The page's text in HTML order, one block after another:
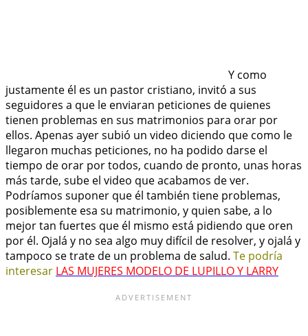
Y como
justamente él es un pastor cristiano, invitó a sus
seguidores a que le enviaran peticiones de quienes
tienen problemas en sus matrimonios para orar por
ellos. Apenas ayer subió un video diciendo que como le
llegaron muchas peticiones, no ha podido darse el
tiempo de orar por todos, cuando de pronto, unas horas
más tarde, sube el video que acabamos de ver.
Podríamos suponer que él también tiene problemas,
posiblemente esa su matrimonio, y quien sabe, a lo
mejor tan fuertes que él mismo está pidiendo que oren
por él. Ojalá y no sea algo muy difícil de resolver, y ojalá y
tampoco se trate de un problema de salud. Te podría
interesar LAS MUJERES MODELO DE LUPILLO Y LARRY